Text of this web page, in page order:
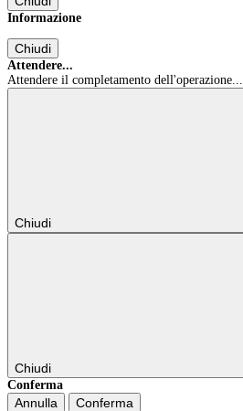
Informazione
Chiudi
Attendere...
Attendere il completamento dell'operazione...
Chiudi
Chiudi
Conferma
Annulla Conferma